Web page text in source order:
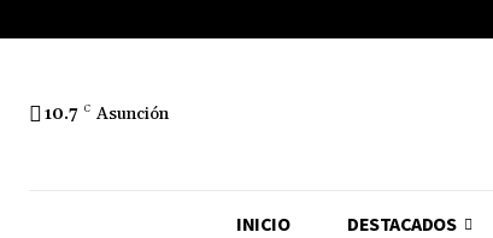
10.7 C Asunción
INICIO DESTACADOS